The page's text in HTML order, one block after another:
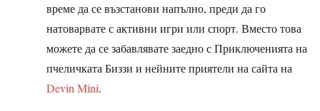
време да се възстанови напълно, преди да го
натоварвате с активни игри или спорт. Вместо това
можете да се забавлявате заедно с Приключенията на
пчеличката Биззи и нейните приятели на сайта на
Devin Mini.